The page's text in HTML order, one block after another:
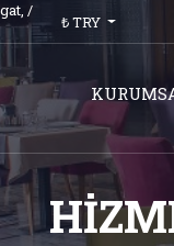
/
₺ TRY